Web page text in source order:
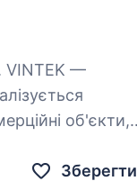
об'єкти,
Зберегти